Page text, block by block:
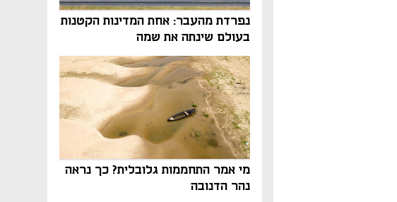
נפרדת מהעבר: אחת המדינות הקטנות
בעולם שינתה את שמה
מי אמר התחממות גלובלית? כך נראה
נהר הדנובה